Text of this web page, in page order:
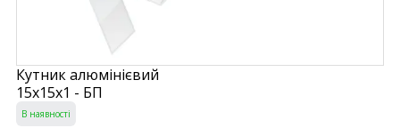
Кутник алюмінієвий
15х15х1 - БП
В наявності